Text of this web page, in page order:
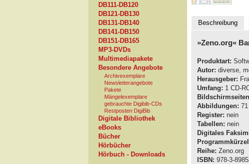
DB111-DB120
DB121-DB130
DB131-DB140
DB141-DB150
DB151-DB165
MP3-DVDs
Multimediapakete
Besondere Angebote
Archivexemplare
Newsletterangebote
Pakete
Mängelexemplare
gebrauchte Digibib-CDs
Restposten DigiBib
Digitale Bibliothek
eBooks
Bücher
Hörbücher
Hörbuch - Downloads
Beschreibung
»Zeno.org«
Produktart:
Autor: diverse,
Herausgeber:
Umfang: 1 CD-
Abbildungen: 71
Register: nein
Tabellen: nein
Digitales
Reihe: Zeno.org
ISBN: 978-3-